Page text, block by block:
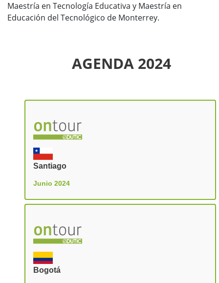
Maestría en Tecnología Educativa y Maestría en
Educación del Tecnológico de Monterrey.
AGENDA 2024
Santiago
Junio 2024
Bogotá